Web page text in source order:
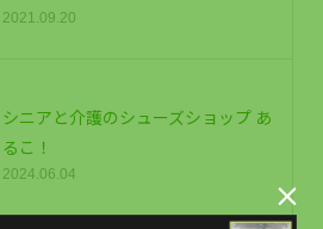
2021.09.20
シニアと介護のシューズショップ あ
るこ！
2024.06.04
